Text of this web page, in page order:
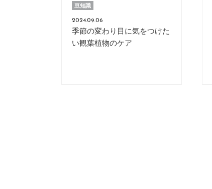
豆知識
2024.09.06
季節の変わり目に気をつけた
い観葉植物のケア